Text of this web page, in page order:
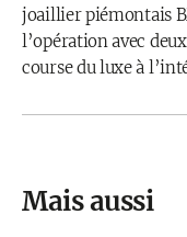
joaillier piémontais
l’opération avec
course du luxe à
Mais aussi